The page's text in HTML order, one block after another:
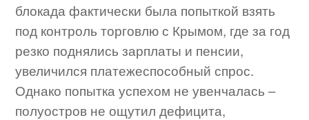
блокада фактически была попыткой взять
под контроль торговлю с Крымом, где за год
резко поднялись зарплаты и пенсии,
увеличился платежеспособный спрос.
Однако попытка успехом не увенчалась –
полуостров не ощутил дефицита,